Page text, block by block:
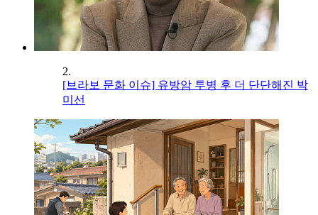
2.
[브라보 문화 이슈] 유방암 투병 후 더 단단해진 박
미선